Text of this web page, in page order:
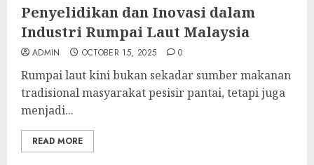
Penyelidikan dan Inovasi dalam
Industri Rumpai Laut Malaysia
ADMIN OCTOBER 15, 2025 0
Rumpai laut kini bukan sekadar sumber makanan
tradisional masyarakat pesisir pantai, tetapi juga
menjadi...
READ MORE